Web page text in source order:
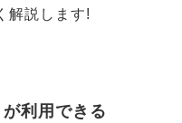
解説します!
利用できる